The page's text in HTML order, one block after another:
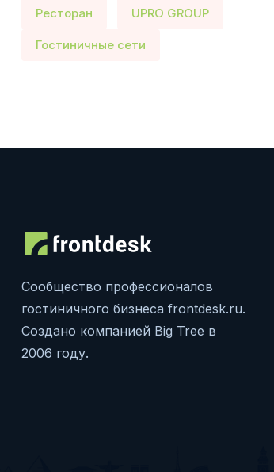
Ресторан UPRO GROUP
Гостиничные сети
Сообщество профессионалов
гостиничного бизнеса frontdesk.ru.
Создано компанией Big Tree в
2006 году.